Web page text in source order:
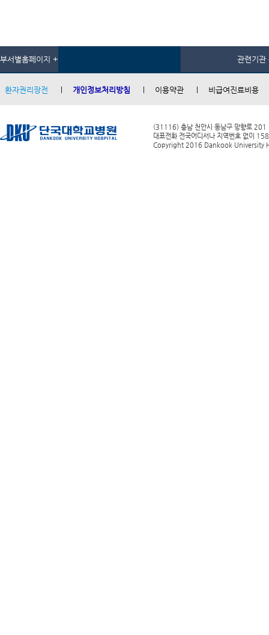
부서별홈페이지 + 관련기관
환자권리장전 개인정보처리방침 이용약관 비급여진료비용
(31116) 충남 천안시 동남구 망향로 201
대표전화 전국어디서나 지역번호 없이
Copyright 2016 Dankook University